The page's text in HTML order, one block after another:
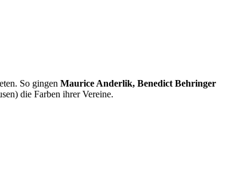
So gingen Maurice Anderlik, Benedict Behringer
die Farben ihrer Vereine.